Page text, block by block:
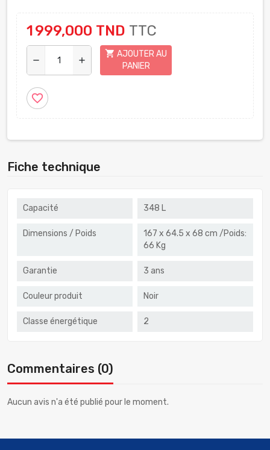
1 999,000 TND TTC
remove add
shopping_cart AJOUTER AU
PANIER
favorite_border
Fiche technique
Capacité 348 L
Dimensions / Poids
167 x 64.5 x 68 cm /Poids:
66 Kg
Garantie 3 ans
Couleur produit Noir
Classe énergétique 2
Commentaires (0)
Aucun avis n'a été publié pour le moment.